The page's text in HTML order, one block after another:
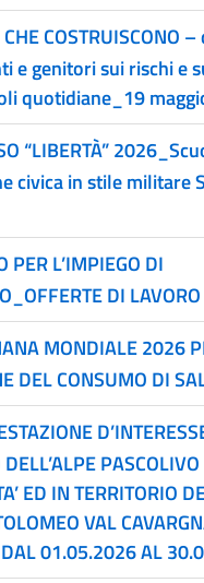
CHE COSTRUISCONO
e genitori sui rischi e
quotidiane_19
“LIBERTÀ”
civica in stile militare
PER L’IMPIEGO DI
DI LAVORO
MONDIALE 2026
DEL CONSUMO DI
DELL’ALPE
ED IN TERRITORIO
VAL
DAL 01.05.2026 AL